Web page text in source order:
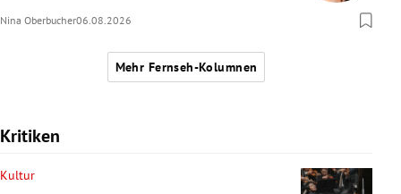
Nina Oberbucher06.08.2026
Mehr Fernseh-Kolumnen
Kritiken
Kultur